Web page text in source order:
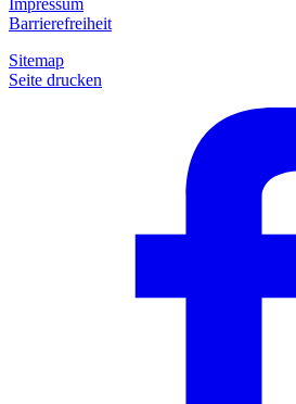
Barrierefreiheit
Sitemap
Seite drucken